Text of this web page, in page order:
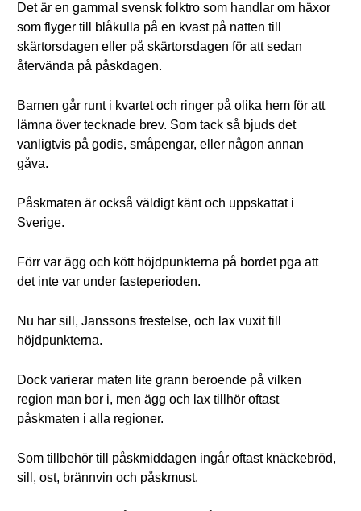
Det är en gammal svensk folktro som handlar om häxor
som flyger till blåkulla på en kvast på natten till
skärtorsdagen eller på skärtorsdagen för att sedan
återvända på påskdagen.
Barnen går runt i kvartet och ringer på olika hem för att
lämna över tecknade brev. Som tack så bjuds det
vanligtvis på godis, småpengar, eller någon annan
gåva.
Påskmaten är också väldigt känt och uppskattat i
Sverige.
Förr var ägg och kött höjdpunkterna på bordet pga att
det inte var under fasteperioden.
Nu har sill, Janssons frestelse, och lax vuxit till
höjdpunkterna.
Dock varierar maten lite grann beroende på vilken
region man bor i, men ägg och lax tillhör oftast
påskmaten i alla regioner.
Som tillbehör till påskmiddagen ingår oftast knäckebröd,
sill, ost, brännvin och påskmust.